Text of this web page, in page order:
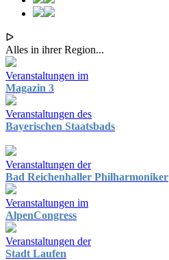
ᐅ
Alles in ihrer Region...
Veranstaltungen im
Magazin 3
Veranstaltungen des
Bayerischen Staatsbads
Veranstaltungen der
Bad Reichenhaller Philharmoniker
Veranstaltungen im
AlpenCongress
Veranstaltungen der
Stadt Laufen